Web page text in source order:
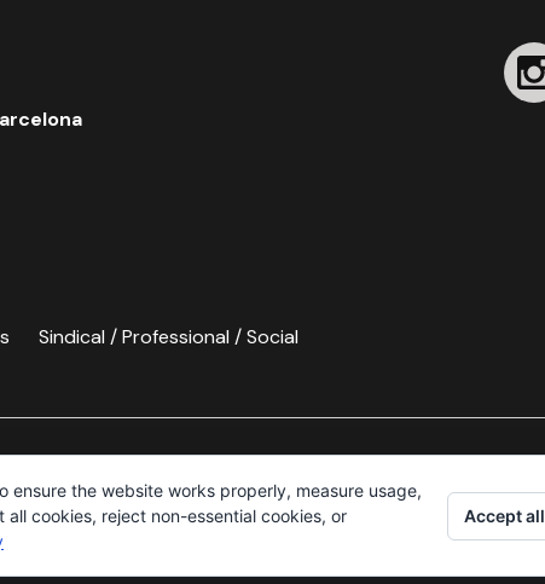
Sindical / Professional / Social
ensure the website works properly, measure usage,
cookies, reject non-essential cookies, or
Accept all